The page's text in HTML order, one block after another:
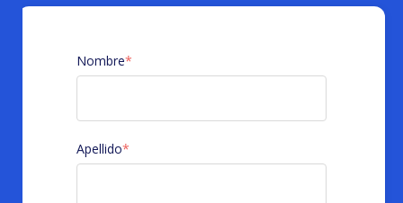
Nombre*
Apellido*